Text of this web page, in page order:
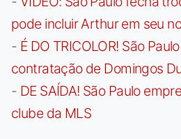
pode incluir Arthur em seu
- É DO TRICOLOR! São
contratação de Domingos
- DE SAÍDA! São Paulo
clube da MLS